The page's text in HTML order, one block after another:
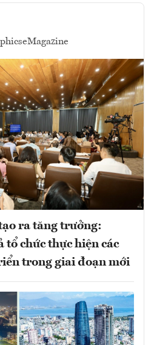
eMagazine
ra tăng trưởng:
tổ chức thực hiện các
trong giai đoạn mới